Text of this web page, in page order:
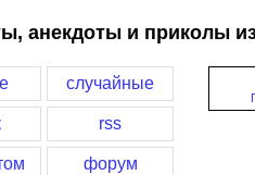
анекдоты и приколы
случайные
rss
форум